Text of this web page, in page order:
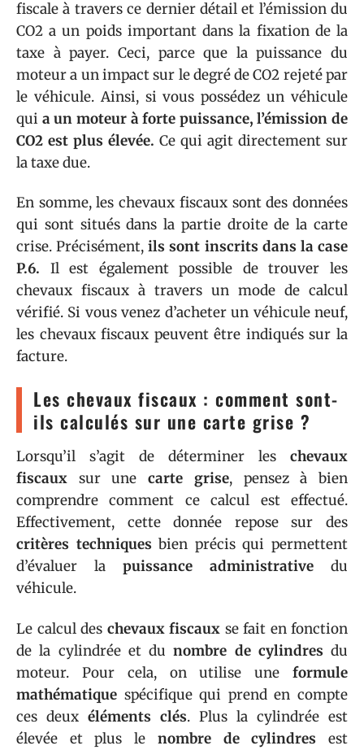
fiscale à travers ce dernier détail et l’émission du
CO2 a un poids important dans la fixation de la
taxe à payer. Ceci, parce que la puissance du
moteur a un impact sur le degré de CO2 rejeté par
le véhicule. Ainsi, si vous possédez un véhicule
qui a un moteur à forte puissance, l’émission de
CO2 est plus élevée. Ce qui agit directement sur
la taxe due.
En somme, les chevaux fiscaux sont des données
qui sont situés dans la partie droite de la carte
crise. Précisément,ils sont inscrits dans la case
P.6. Il est également possible de trouver les
chevaux fiscaux à travers un mode de calcul
vérifié. Si vous venez d’acheter un véhicule neuf,
les chevaux fiscaux peuvent être indiqués sur la
facture.
Les chevaux fiscaux : comment sont-
ils calculés sur une carte grise ?
Lorsqu’il s’agit de déterminer les chevaux
fiscaux sur unecarte grise, pensez à bien
comprendre comment ce calcul est effectué.
Effectivement, cette donnée repose sur des
critères techniques bien précis qui permettent
d’évaluer la puissance administrative du
véhicule.
Le calcul des chevaux fiscaux se fait en fonction
de la cylindrée et dunombre de cylindres du
moteur. Pour cela, on utilise une formule
mathématique spécifique qui prend en compte
ces deux éléments clés. Plus la cylindrée est
élevée et plus le nombre de cylindres est